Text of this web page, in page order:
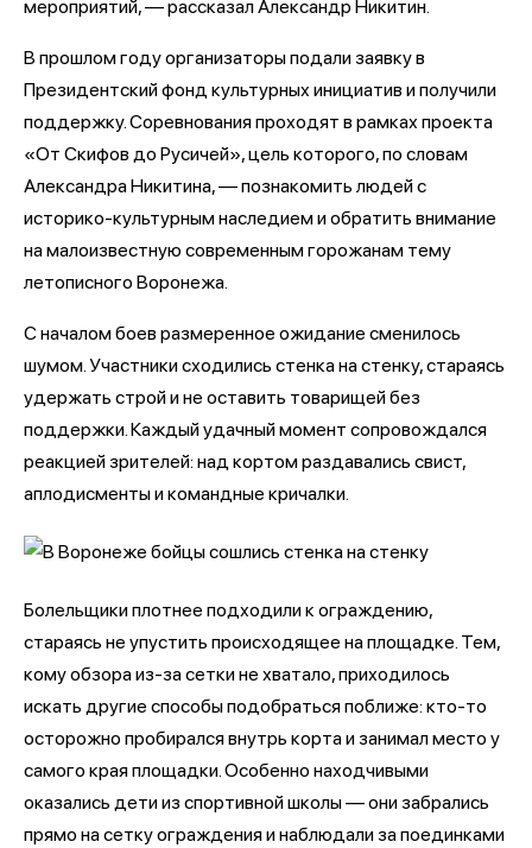
мероприятий, — рассказал Александр Никитин.
В прошлом году организаторы подали заявку в
Президентский фонд культурных инициатив и получили
поддержку. Соревнования проходят в рамках проекта
«От Скифов до Русичей», цель которого, по словам
Александра Никитина, — познакомить людей с
историко-культурным наследием и обратить внимание
на малоизвестную современным горожанам тему
летописного Воронежа.
С началом боев размеренное ожидание сменилось
шумом. Участники сходились стенка на стенку, стараясь
удержать строй и не оставить товарищей без
поддержки. Каждый удачный момент сопровождался
реакцией зрителей: над кортом раздавались свист,
аплодисменты и командные кричалки.
Болельщики плотнее подходили к ограждению,
стараясь не упустить происходящее на площадке. Тем,
кому обзора из-за сетки не хватало, приходилось
искать другие способы подобраться поближе: кто-то
осторожно пробирался внутрь корта и занимал место у
самого края площадки. Особенно находчивыми
оказались дети из спортивной школы — они забрались
прямо на сетку ограждения и наблюдали за поединками